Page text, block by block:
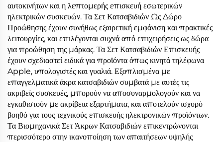
αυτοκινήτων και η λεπτομερής επισκευή εσωτερικών
ηλεκτρικών συσκευών. Τα Σετ Κατσαβιδιών Ως Δώρο
Προώθησης έχουν συνήθως εξαιρετική εμφάνιση και πρακτικές
λειτουργίες, και επιλέγονται συχνά από επιχειρήσεις ως δώρα
για προώθηση της μάρκας. Τα Σετ Κατσαβιδιών Επισκευής
έχουν σχεδιαστεί ειδικά για προϊόντα όπως κινητά τηλέφωνα
Apple, υπολογιστές και γυαλιά. Εξοπλισμένα με
επαγγελματικά άκρα κατσαβιδιών συμβατά με αυτές τις
ακριβείς συσκευές, μπορούν να αποσυναρμολογούν και να
εγκαθιστούν με ακρίβεια εξαρτήματα, και αποτελούν ισχυρό
βοηθό για τους τεχνικούς επισκευής ηλεκτρονικών προϊόντων.
Τα Βιομηχανικά Σετ Άκρων Κατσαβιδιών επικεντρώνονται
περισσότερο στην ικανοποίηση των απαιτήσεων υψηλής